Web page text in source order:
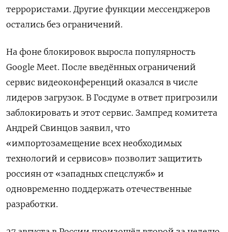
террористами. Другие функции мессенджеров
остались без ограничений.
На фоне блокировок выросла популярность
Google Meet. После введённых ограничений
сервис видеоконференций оказался в числе
лидеров загрузок. В Госдуме в ответ пригрозили
заблокировать и этот сервис. Зампред комитета
Андрей Свинцов заявил, что
«импортозамещение всех необходимых
технологий и сервисов» позволит защитить
россиян от «западных спецслужб» и
одновременно поддержать отечественные
разработки.